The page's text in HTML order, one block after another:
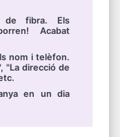
de fibra. Els
Acabat
nom i telèfon.
"La direcció de
en un dia